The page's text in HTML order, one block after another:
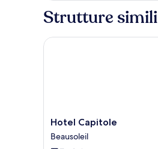
Strutture simili
Hotel
Capitole
Beausoleil
Hotel Capitole
Beausoleil
Hotel Capitole